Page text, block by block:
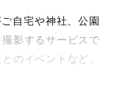
自宅や神社、公園
影するサービスで
のイベントなど、